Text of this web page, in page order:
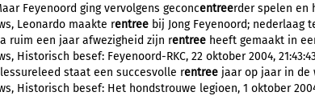
Feyenoord ging vervolgens geconcentreerder spelen en
Leonardo maakte rentree bij Jong Feyenoord; nederlaag
ruim een jaar afwezigheid zijn rentree heeft gemaakt in
Historisch besef: Feyenoord-RKC, 22 oktober 2004,
staat een succesvolle rentree jaar op jaar in de
Historisch besef: Het hondstrouwe legioen, 1 oktober